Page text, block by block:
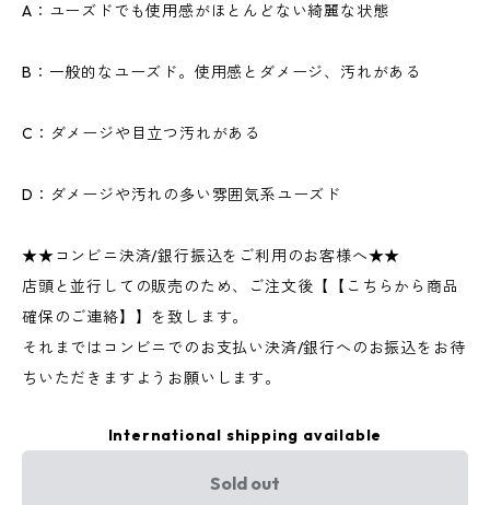
A：ユーズドでも使用感がほとんどない綺麗な状態
B：一般的なユーズド。使用感とダメージ、汚れがある
C：ダメージや目立つ汚れがある
D：ダメージや汚れの多い雰囲気系ユーズド
★★コンビニ決済/銀行振込をご利用のお客様へ★★
店頭と並行しての販売のため、ご注文後【【こちらから商品
確保のご連絡】】を致します。
それまではコンビニでのお支払い決済/銀行へのお振込をお待
ちいただきますようお願いします。
International shipping available
Sold out